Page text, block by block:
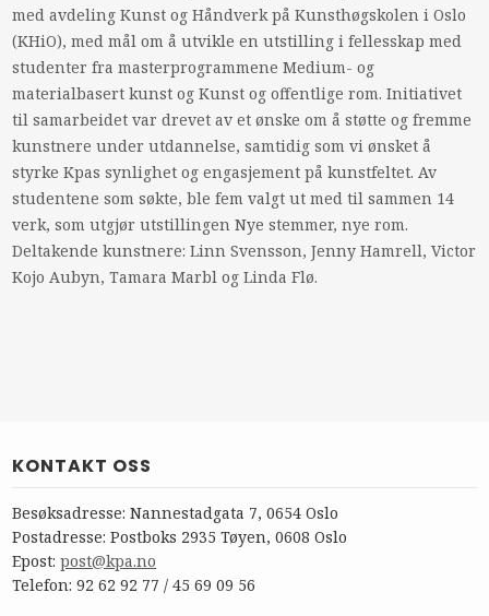
med avdeling Kunst og Håndverk på Kunsthøgskolen i Oslo
(KHiO), med mål om å utvikle en utstilling i fellesskap med
studenter fra masterprogrammene Medium- og
materialbasert kunst og Kunst og offentlige rom. Initiativet
til samarbeidet var drevet av et ønske om å støtte og fremme
kunstnere under utdannelse, samtidig som vi ønsket å
styrke Kpas synlighet og engasjement på kunstfeltet. Av
studentene som søkte, ble fem valgt ut med til sammen 14
verk, som utgjør utstillingen Nye stemmer, nye rom.
Deltakende kunstnere: Linn Svensson, Jenny Hamrell, Victor
Kojo Aubyn, Tamara Marbl og Linda Flø.
KONTAKT OSS
Besøksadresse: Nannestadgata 7, 0654 Oslo
Postadresse: Postboks 2935 Tøyen, 0608 Oslo
Epost:post@kpa.no
Telefon: 92 62 92 77 / 45 69 09 56